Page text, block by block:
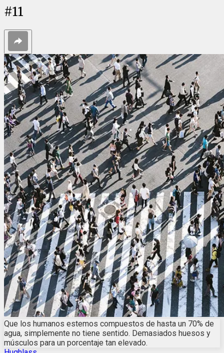
#11
Que los humanos estemos compuestos de hasta un 70% de
agua, simplemente no tiene sentido. Demasiados huesos y
músculos para un porcentaje tan elevado.